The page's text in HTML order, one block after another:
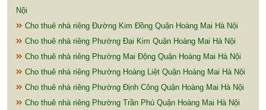
Nội
Cho thuê nhà riêng Đường Kim Đồng Quận Hoàng Mai Hà Nội
Cho thuê nhà riêng Phường Đại Kim Quận Hoàng Mai Hà Nội
Cho thuê nhà riêng Phường Mai Động Quận Hoàng Mai Hà Nội
Cho thuê nhà riêng Phường Hoàng Liệt Quận Hoàng Mai Hà Nội
Cho thuê nhà riêng Phường Định Công Quận Hoàng Mai Hà Nội
Cho thuê nhà riêng Phường Trần Phú Quận Hoàng Mai Hà Nội